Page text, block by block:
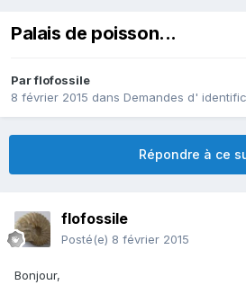
Palais de poisson...
Parflofossile
8 février 2015 dans Demandes d'
Répondre à ce
flofossile
Posté(e) 8 février 2015
Bonjour,